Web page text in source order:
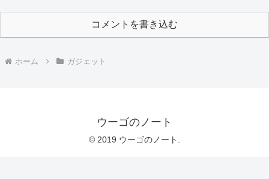
コメントを書き込む
ホーム ガジェット
ウーゴのノート
© 2019 ウーゴのノート.